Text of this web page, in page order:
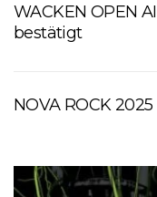
WACKEN OPEN
bestätigt
NOVA ROCK 2025